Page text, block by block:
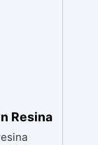
Resina